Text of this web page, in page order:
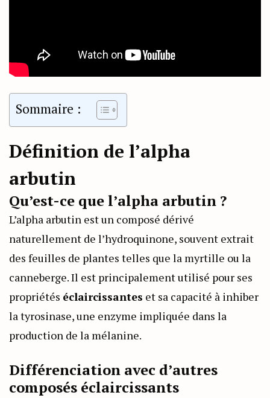
Sommaire :
Définition de l’alpha
arbutin
Qu’est-ce que l’alpha arbutin ?
L’alpha arbutin est un composé dérivé
naturellement de l’hydroquinone, souvent extrait
des feuilles de plantes telles que la myrtille ou la
canneberge. Il est principalement utilisé pour ses
propriétés éclaircissantes et sa capacité à inhiber
la tyrosinase, une enzyme impliquée dans la
production de la mélanine.
Différenciation avec d’autres
composés éclaircissants